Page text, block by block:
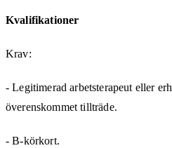
Kvalifikationer
Krav:
- Legitimerad arbetsterapeut eller
överenskommet tillträde.
- B-körkort.